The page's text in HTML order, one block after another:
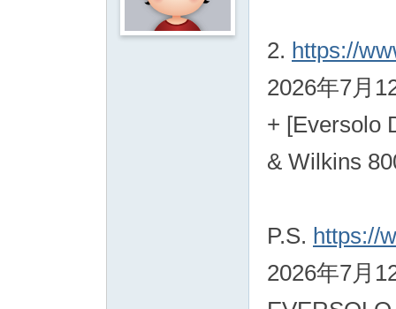
2. https://
2026年7月
+ [Eversolo
& Wilkins
P.S. https://
2026年7月